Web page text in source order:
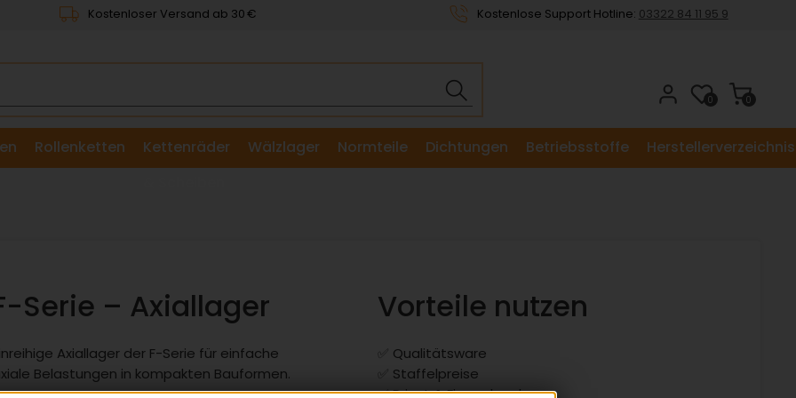
Kostenloser Versand ab 30 € Kostenlose Support Hotline: 03322 84 11 95 9
0
0
Rollenketten
Kettenräder
Wälzlager Normteile Dichtungen Betriebsstoffe Herstellerverzeichnis
Serie – Axiallager
Axiallager der F-Serie für einfache
Belastungen in kompakten Bauformen.
Vorteile nutzen
✅ Qualitätsware
✅ Staffelpreise
✅ Privat & Firmenkunden